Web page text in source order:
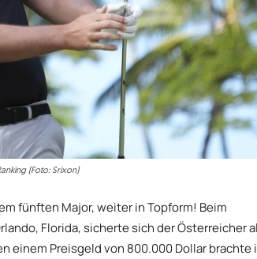
(Foto: Srixon)
fünften Major, weiter in Topform! Beim
Florida, sicherte sich der Österreicher
einem Preisgeld von 800.000 Dollar brachte